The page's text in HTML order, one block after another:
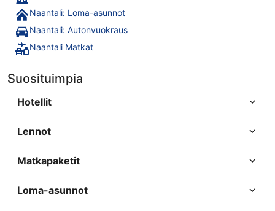
Naantali: Loma-asunnot
Naantali: Autonvuokraus
Naantali Matkat
Suosituimpia
Hotellit
Lennot
Matkapaketit
Loma-asunnot